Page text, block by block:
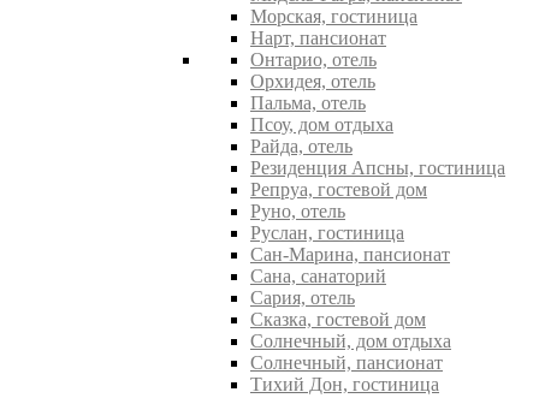
Морская, гостиница
Нарт, пансионат
Онтарио, отель
Орхидея, отель
Пальма, отель
Псоу, дом отдыха
Райда, отель
Резиденция Апсны, гостиница
Репруа, гостевой дом
Руно, отель
Руслан, гостиница
Сан-Марина, пансионат
Сана, санаторий
Сария, отель
Сказка, гостевой дом
Солнечный, дом отдыха
Солнечный, пансионат
Тихий Дон, гостиница